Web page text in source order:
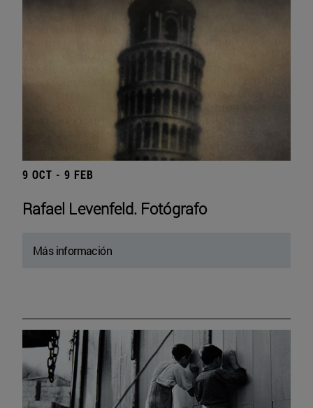
9 OCT - 9 FEB
Rafael Levenfeld. Fotógrafo
Más información